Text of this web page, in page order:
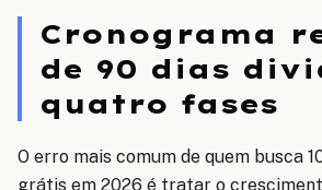
Cronograma
de 90 dias
quatro fases
O erro mais comum de quem busca
grátis em 2026 é tratar o